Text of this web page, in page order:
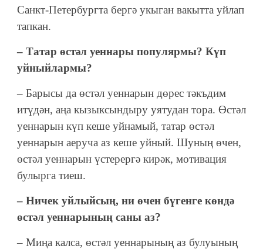
Санкт-Петербургта бергә укыган вакытта уйлап
тапкан.
– Татар өстәл уеннары популярмы? Күп
уйныйлармы?
– Барысы да өстәл уеннарын дөрес тәкъдим
итүдән, аңа кызыксындыру уятудан тора. Өстәл
уеннарын күп кеше уйнамый, татар өстәл
уеннарын аеруча аз кеше уйный. Шуның өчен,
өстәл уеннарын үстерергә кирәк, мотивация
булырга тиеш.
– Ничек уйлыйсың, ни өчен бүгенге көндә
өстәл уеннарының саны аз?
– Миңа калса, өстәл уеннарының аз булуының